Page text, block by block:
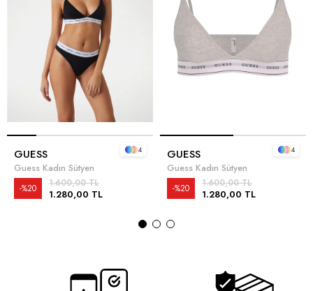
GUESS
Guess Kadın Sütyen
1.280,00 TL
1.600,00 TL
%20
4 GUESS
Guess Kadın Sütyen
1.280,00 TL
1.600,00 TL
%20
4